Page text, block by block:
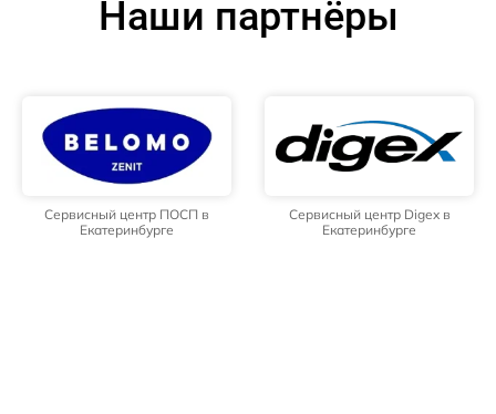
Наши партнёры
Сервисный центр ПОСП в
Екатеринбурге
Сервисный центр Digex в
Екатеринбурге